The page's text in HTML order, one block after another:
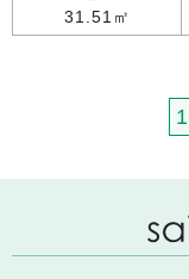
31.51㎡
1